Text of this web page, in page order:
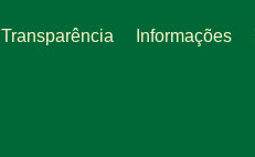
Transparência Informações